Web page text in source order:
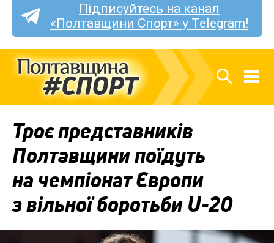
Підписуйтесь на канал
«Полтавщини Спорт» у Telegram!
Троє представників
Полтавщини поїдуть
на чемпіонат Європи
з вільної боротьби U-20